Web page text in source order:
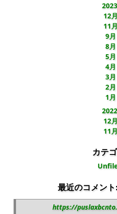
2023
12月
11月
9月
8月
5月
4月
3月
2月
1月
2022
12月
11月
カテ
最近のコメン
https://